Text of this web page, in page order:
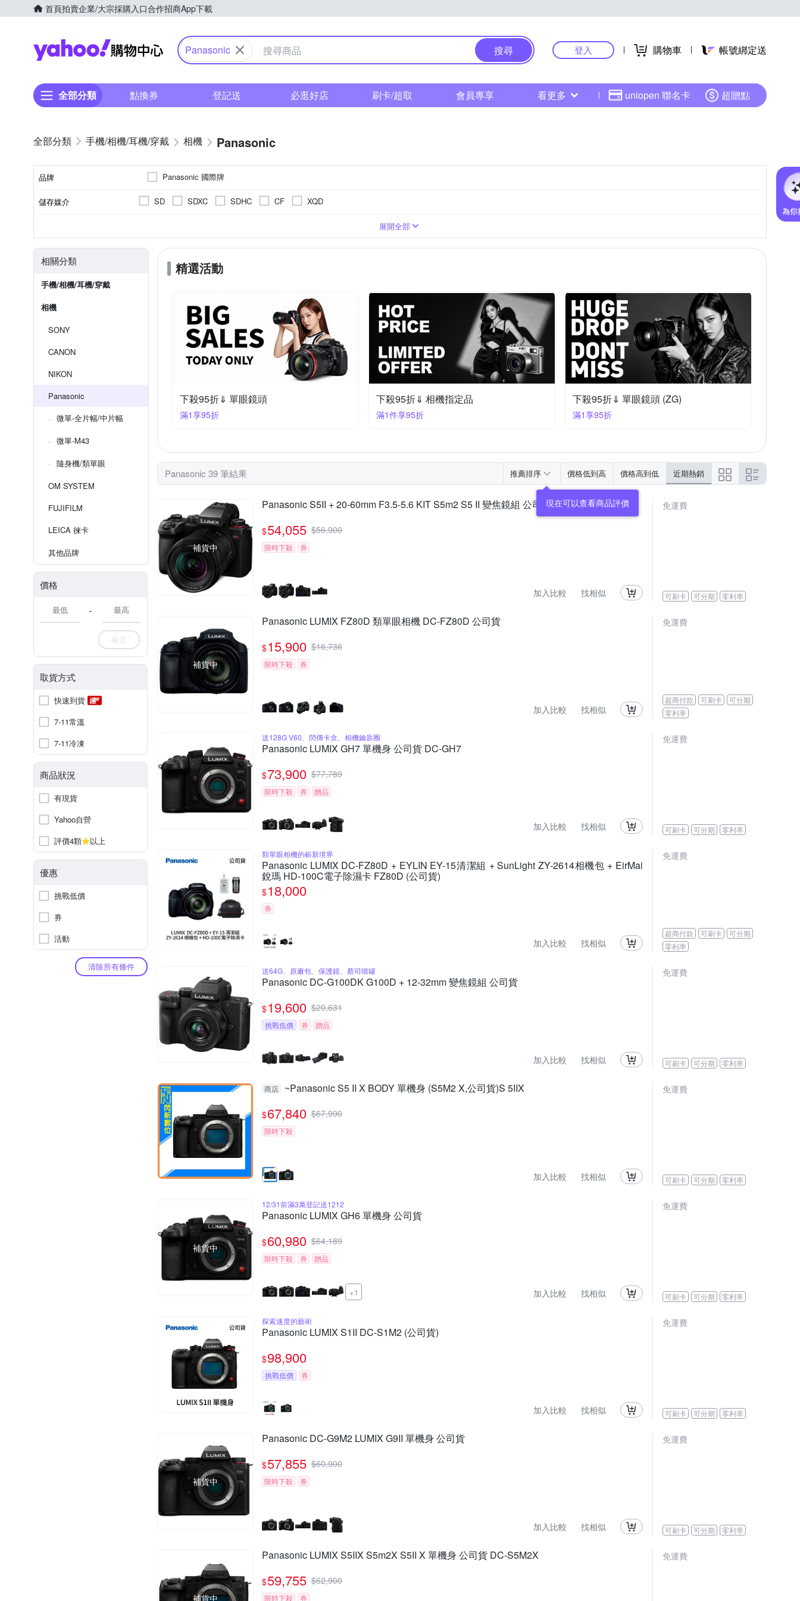
首頁拍賣企業/大宗採購入口合作招商App下載
Yahoo購物中心
Panasonic 搜尋 登入 購物車 帳號綁定送
全部分類 點換券 登記送 必逛好店 刷卡/超取 會員專享 看更多 uniopen 聯名卡 超贈點
手機/相機/耳機/穿戴 相機 Panasonic
品牌 Panasonic 國際牌
儲存媒介 SD SDXC SDHC CF XQD
1吋 CMOS
4000萬像素以上 3001萬~5000萬像素
展開全部
相關分類
手機/相機/耳機/穿戴
相機
SONY
CANON
NIKON
Panasonic
微單-全片幅/中片幅
微單-M43
隨身機/類單眼
OM SYSTEM
FUJIFILM
LEICA 徠卡
其他品牌
價格
-
確定
取貨方式
快速到貨
7-11常溫
7-11冷凍
商品狀況
有現貨
Yahoo自營
評價4顆
以上
優惠
挑戰低價
券
活動
清除所有條件
精選活動
下殺95折⇓ 單眼鏡頭
滿1享95折
下殺95折⇓ 相機指定品
滿1件享95折
下殺95折⇓ 單眼鏡頭 (ZG)
滿1享95折
Panasonic 39 筆結果 推薦排序 價格低到高 價格高到低 近期熱銷
補貨中
Panasonic S5II + 20-60mm F3.5-5.6 KIT S5m2 S5 II 變焦鏡組 公司貨
$54,055 $56,900
限時下殺 券
加入比較 找相似
免運費
可刷卡 可分期 零利率
補貨中
Panasonic LUMIX FZ80D 類單眼相機 DC-FZ80D 公司貨
$15,900 $16,736
限時下殺 券
加入比較 找相似
免運費
超商付款 可刷卡
可分期
零利率
送128G V60、閃傳卡盒、相機鑰匙圈
Panasonic LUMIX GH7 單機身 公司貨 DC-GH7
$73,900 $77,789
限時下殺 券 贈品
加入比較 找相似
免運費
可刷卡 可分期 零利率
類單眼相機的嶄新境界
Panasonic LUMIX DC-FZ80D + EYLIN EY-15清潔組 + SunLight ZY-2614相機包 + EirMai
銳瑪 HD-100C電子除濕卡 FZ80D (公司貨)
$18,000
券
加入比較 找相似
免運費
超商付款 可刷卡
可分期
零利率
送64G、原廠包、保護鏡、蔡司噴罐
Panasonic DC-G100DK G100D + 12-32mm 變焦鏡組 公司貨
$19,600 $20,631
挑戰低價 券 贈品
加入比較 找相似
免運費
可刷卡 可分期 零利率
商店 ~Panasonic S5 II X BODY 單機身 (S5M2 X,公司貨)S 5IIX
$67,840 $67,990
限時下殺
加入比較 找相似
免運費
可刷卡 可分期 零利率
補貨中
12/31前滿3萬登記送1212
Panasonic LUMIX GH6 單機身 公司貨
$60,980 $64,189
限時下殺 券 贈品
+1 加入比較 找相似
免運費
可刷卡 可分期 零利率
探索速度的藝術
Panasonic LUMIX S1II DC-S1M2 (公司貨)
$98,900
挑戰低價 券
加入比較 找相似
免運費
可刷卡 可分期 零利率
補貨中
Panasonic DC-G9M2 LUMIX G9II 單機身 公司貨
$57,855 $60,900
限時下殺 券
加入比較 找相似
免運費
可刷卡 可分期 零利率
補貨中
Panasonic LUMIX S5IIX S5m2X S5II X 單機身 公司貨 DC-S5M2X
$59,755 $62,900
限時下殺 券
免運費